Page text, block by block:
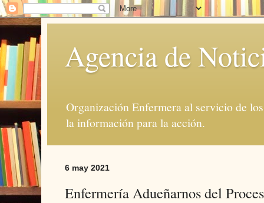
Agencia de
Organización Enfermera al servicio de
la información para la acción.
6 may 2021
Enfermería Adueñarnos del